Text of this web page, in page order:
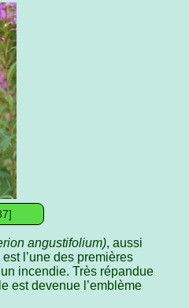
angustifolium), aussi
est l’une des premières
incendie. Très répandue
est devenue l’emblème